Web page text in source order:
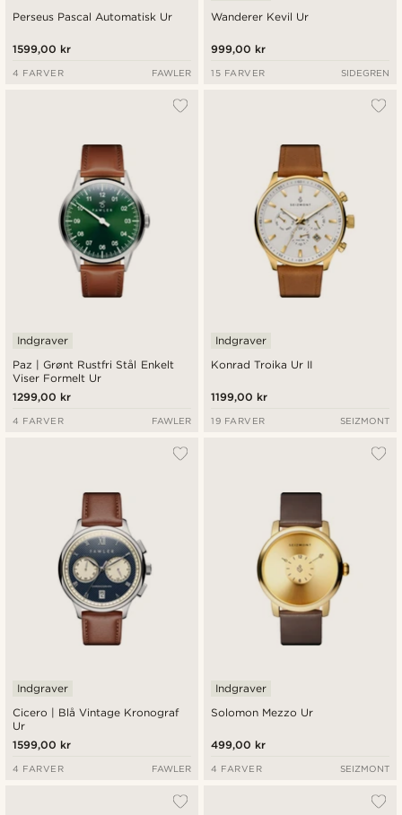
Perseus Pascal Automatisk Ur
1599,00 kr
4 FARVER FAWLER
Wanderer Kevil Ur
999,00 kr
15 FARVER SIDEGREN
Paz | Grønt Rustfri Stål Enkelt
Viser Formelt Ur
Indgraver
1299,00 kr
4 FARVER FAWLER
Konrad Troika Ur II
Indgraver
1199,00 kr
19 FARVER SEIZMONT
Cicero | Blå Vintage Kronograf
Ur
Indgraver
1599,00 kr
4 FARVER FAWLER
Solomon Mezzo Ur
Indgraver
499,00 kr
4 FARVER SEIZMONT